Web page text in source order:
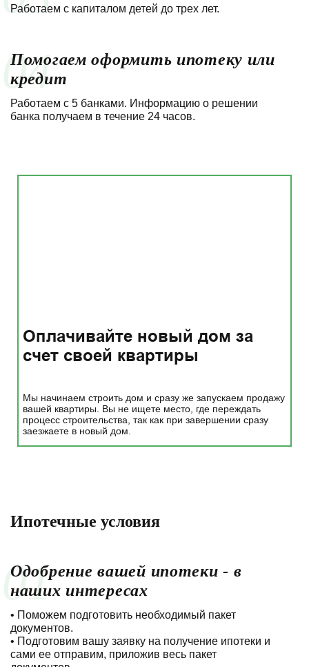
Работаем с капиталом детей до трех лет.
04
Помогаем оформить ипотеку или
кредит
Работаем с 5 банками. Информацию о решении
банка получаем в течение 24 часов.
Оплачивайте новый дом за
счет своей квартиры
Мы начинаем строить дом и сразу же запускаем продажу
вашей квартиры. Вы не ищете место, где переждать
процесс строительства, так как при завершении сразу
заезжаете в новый дом.
Ипотечные условия
01
Одобрение вашей ипотеки - в
наших интересах
• Поможем подготовить необходимый пакет
документов.
• Подготовим вашу заявку на получение ипотеки и
сами ее отправим, приложив весь пакет